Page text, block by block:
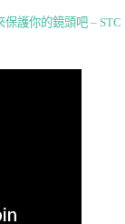
護你的鏡頭吧 – STC